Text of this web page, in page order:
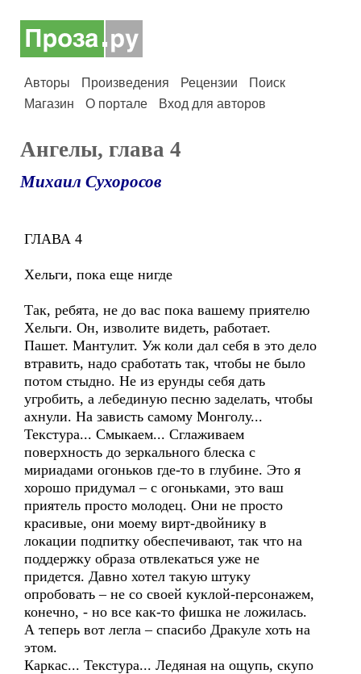
Авторы Произведения Рецензии
Поиск
Магазин
О портале Вход для авторов
Ангелы, глава 4
Михаил Сухоросов
ГЛАВА 4
Хельги, пока еще нигде
Так, ребята, не до вас пока вашему приятелю
Хельги. Он, изволите видеть, работает.
Пашет. Мантулит. Уж коли дал себя в это дело
втравить, надо сработать так, чтобы не было
потом стыдно. Не из ерунды себя дать
угробить, а лебединую песню заделать, чтобы
ахнули. На зависть самому Монголу...
Текстура... Смыкаем... Сглаживаем
поверхность до зеркального блеска с
мириадами огоньков где-то в глубине. Это я
хорошо придумал – с огоньками, это ваш
приятель просто молодец. Они не просто
красивые, они моему вирт-двойнику в
локации подпитку обеспечивают, так что на
поддержку образа отвлекаться уже не
придется. Давно хотел такую штуку
опробовать – не со своей куклой-персонажем,
конечно, - но все как-то фишка не ложилась.
А теперь вот легла – спасибо Дракуле хоть на
этом.
Каркас... Текстура... Ледяная на ощупь, скупо